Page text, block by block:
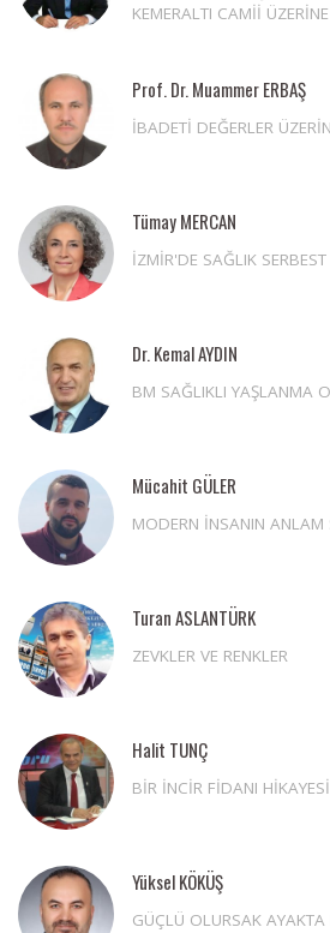
KEMERALTI CAMİİ
Prof. Dr. Muammer ERBAŞ
İBADETİ DEĞERLER
Tümay MERCAN
İZMİR'DE SAĞLIK
Dr. Kemal AYDIN
BM SAĞLIKLI YAŞLANMA
Mücahit GÜLER
MODERN İNSANIN
Turan ASLANTÜRK
ZEVKLER VE RENKLER
Halit TUNÇ
BİR İNCİR FİDANI
Yüksel KÖKÜŞ
GÜÇLÜ OLURSAK AYAKTA